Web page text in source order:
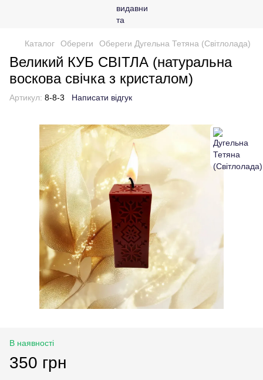
Каталог Обереги Обереги Дугельна Тетяна (Світлолада)
Великий КУБ СВІТЛА (натуральна
воскова свічка з кристалом)
Артикул: 8-8-3 Написати відгук
В наявності
350 грн